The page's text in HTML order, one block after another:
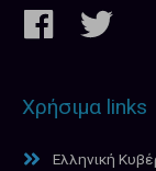
Χρήσιμα links
Ελληνική